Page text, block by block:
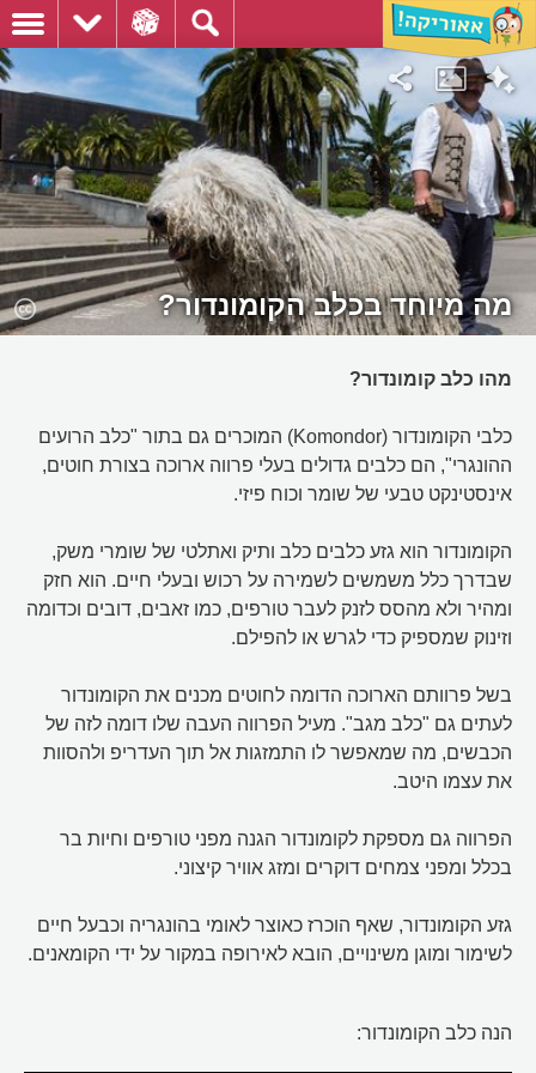
מה מיוחד בכלב הקומונדור?
מהו כלב קומונדור?
כלבי הקומונדור (Komondor) המוכרים גם בתור "כלב הרועים
ההונגרי", הם כלבים גדולים בעלי פרווה ארוכה בצורת חוטים,
אינסטינקט טבעי של שומר וכוח פיזי.
הקומונדור הוא גזע כלבים כלב ותיק ואתלטי של שומרי משק,
שבדרך כלל משמשים לשמירה על רכוש ובעלי חיים. הוא חזק
ומהיר ולא מהסס לזנק לעבר טורפים, כמו זאבים, דובים וכדומה
וזינוק שמספיק כדי לגרש או להפילם.
בשל פרוותם הארוכה הדומה לחוטים מכנים את הקומונדור
לעתים גם "כלב מגב". מעיל הפרווה העבה שלו דומה לזה של
הכבשים, מה שמאפשר לו התמזגות אל תוך העדריפ ולהסוות
את עצמו היטב.
הפרווה גם מספקת לקומונדור הגנה מפני טורפים וחיות בר
בכלל ומפני צמחים דוקרים ומזג אוויר קיצוני.
גזע הקומונדור, שאף הוכרז כאוצר לאומי בהונגריה וכבעל חיים
לשימור ומוגן משינויים, הובא לאירופה במקור על ידי הקומאנים.
הנה כלב הקומונדור: